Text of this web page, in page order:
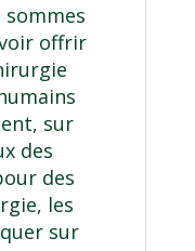
sommes
offrir
sur
des
des
les
sur